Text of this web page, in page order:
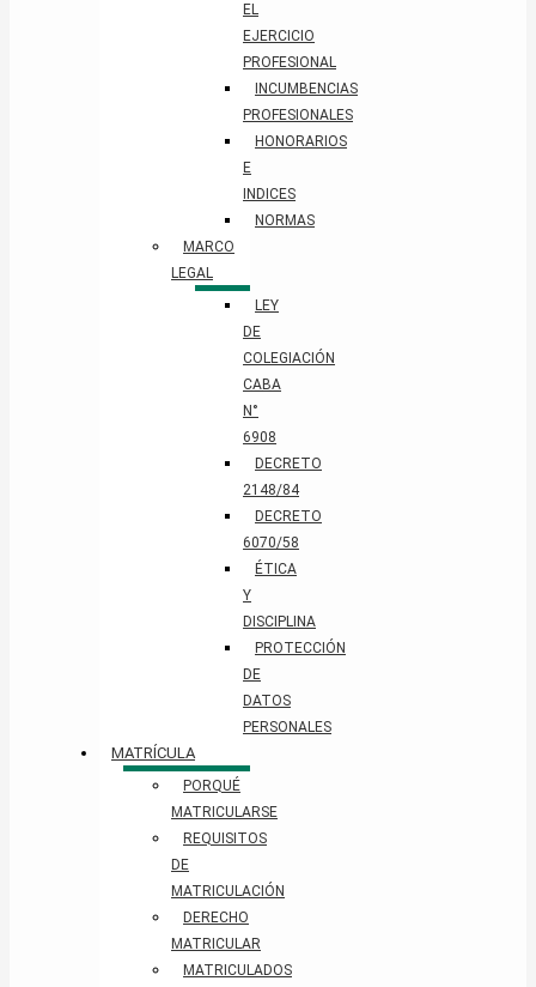
EL
EJERCICIO
PROFESIONAL
INCUMBENCIAS
PROFESIONALES
HONORARIOS
E
INDICES
NORMAS
MARCO
LEGAL
LEY
DE
COLEGIACIÓN
CABA
N°
6908
DECRETO
2148/84
DECRETO
6070/58
ÉTICA
Y
DISCIPLINA
PROTECCIÓN
DE
DATOS
PERSONALES​
MATRÍCULA
PORQUÉ
MATRICULARSE
REQUISITOS
DE
MATRICULACIÓN
DERECHO
MATRICULAR
MATRICULADOS